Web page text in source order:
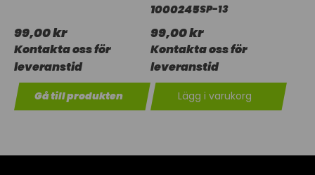
99,00 kr
Kontakta oss för
leveranstid
Gå till produkten
1000245SP-13
99,00 kr
Kontakta oss för
leveranstid
Lägg i varukorg